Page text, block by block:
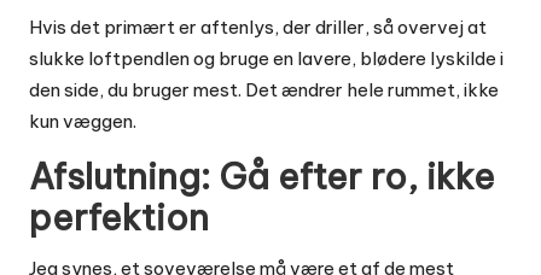
Hvis det primært er aftenlys, der driller, så overvej at
slukke loftpendlen og bruge en lavere, blødere lyskilde i
den side, du bruger mest. Det ændrer hele rummet, ikke
kun væggen.
Afslutning: Gå efter ro, ikke
perfektion
Jeg synes, et soveværelse må være et af de mest